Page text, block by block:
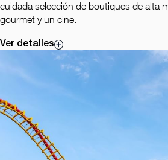
cuidada selección de boutiques de alta
gourmet y un cine.
Ver detalles